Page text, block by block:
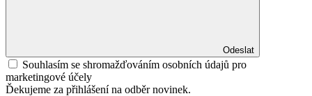
Odeslat
Souhlasím se shromažďováním osobních údajů pro
marketingové účely
Ďekujeme za přihlášení na odběr novinek.